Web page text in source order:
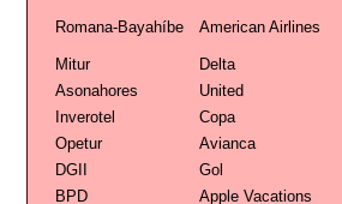
Romana-Bayahíbe American Airlines
Mitur
Delta
Asonahores
United
Inverotel
Copa
Opetur
Avianca
DGII
Gol
BPD
Apple Vacations